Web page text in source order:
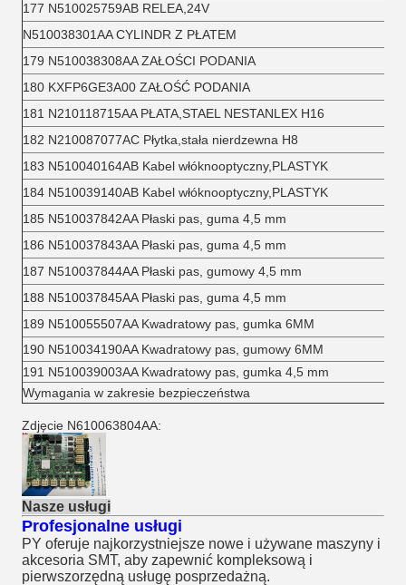
177 N510025759AB RELEA,24V
N510038301AA CYLINDR Z PŁATEM
179 N510038308AA ZAŁOŚCI PODANIA
180 KXFP6GE3A00 ZAŁOŚĆ PODANIA
181 N210118715AA PŁATA,STAEL NESTANLEX H16
182 N210087077AC Płytka,stała nierdzewna H8
183 N510040164AB Kabel włóknooptyczny,PLASTYK
184 N510039140AB Kabel włóknooptyczny,PLASTYK
185 N510037842AA Płaski pas, guma 4,5 mm
186 N510037843AA Płaski pas, guma 4,5 mm
187 N510037844AA Płaski pas, gumowy 4,5 mm
188 N510037845AA Płaski pas, guma 4,5 mm
189 N510055507AA Kwadratowy pas, gumka 6MM
190 N510034190AA Kwadratowy pas, gumowy 6MM
191 N510039003AA Kwadratowy pas, gumka 4,5 mm
Wymagania w zakresie bezpieczeństwa
Zdjęcie N610063804AA:
Nasze usługi
Profesjonalne usługi
PY oferuje najkorzystniejsze nowe i używane maszyny i
akcesoria SMT, aby zapewnić kompleksową i
pierwszorzędną usługę posprzedażną.